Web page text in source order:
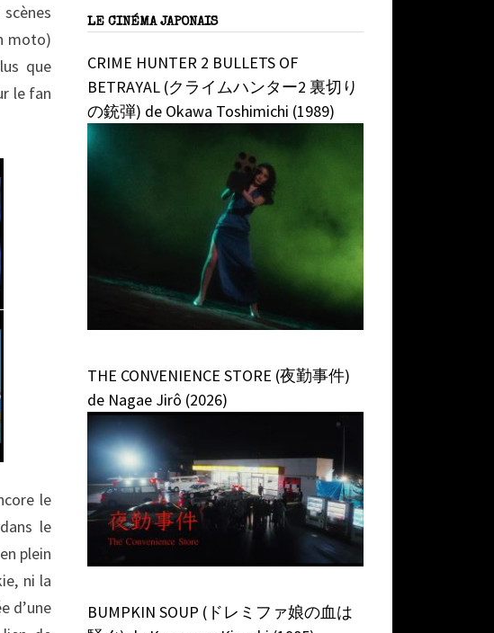
moto)
que
le fan
le
le
plein
ni la
d’une
LE CINÉMA JAPONAIS
CRIME HUNTER 2 BULLETS OF
BETRAYAL (クライムハンター2 裏切り
の銃弾) de Okawa Toshimichi (1989)
THE CONVENIENCE STORE (夜勤事件)
de Nagae Jirô (2026)
BUMPKIN SOUP (ドレミファ娘の血は